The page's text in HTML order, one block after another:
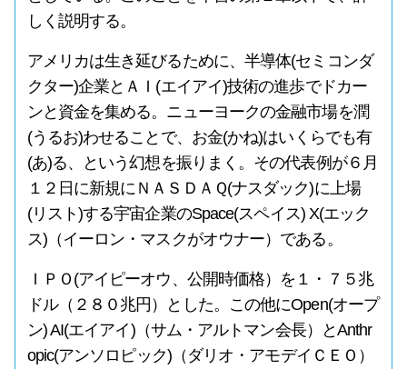
しく説明する。
アメリカは生き延びるために、半導体(セミコンダ
クター)企業とＡＩ(エイアイ)技術の進歩でドカー
ンと資金を集める。ニューヨークの金融市場を潤
(うるお)わせることで、お金(かね)はいくらでも有
(あ)る、という幻想を振りまく。その代表例が６月
１２日に新規にＮＡＳＤＡＱ(ナスダック)に上場
(リスト)する宇宙企業のSpace(スペイス) X(エック
ス)（イーロン・マスクがオウナー）である。
ＩＰＯ(アイピーオウ、公開時価格）を１・７５兆
ドル（２８０兆円）とした。この他にOpen(オープ
ン) AI(エイアイ)（サム・アルトマン会長）とAnthr
opic(アンソロピック)（ダリオ・アモデイＣＥＯ）